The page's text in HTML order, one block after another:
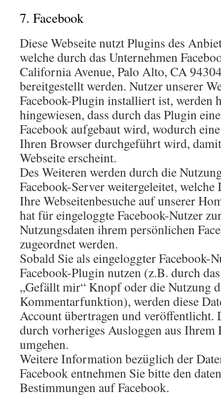
7. Facebook
Diese Webseite nutzt Plugins des
welche durch das Unternehmen
California Avenue, Palo Alto, CA
bereitgestellt werden. Nutzer unserer
Facebook-Plugin installiert ist, werden
hingewiesen, dass durch das Plugin
Facebook aufgebaut wird, wodurch
Ihren Browser durchgeführt wird,
Webseite erscheint.
Des Weiteren werden durch die
Facebook-Server weitergeleitet,
Ihre Webseitenbesuche auf unserer
hat für eingeloggte Facebook-Nutzer
Nutzungsdaten ihrem persönlichen
zugeordnet werden.
Sobald Sie als eingeloggter Facebook-
Facebook-Plugin nutzen (z.B. durch
„Gefällt mir“ Knopf oder die Nutzung
Kommentarfunktion), werden diese
Account übertragen und veröffentlicht.
durch vorheriges Ausloggen aus Ihrem
umgehen.
Weitere Information bezüglich der
Facebook entnehmen Sie bitte den
Bestimmungen auf Facebook.